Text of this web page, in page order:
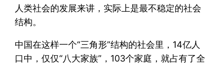
人类社会的发展来讲，实际上是最不稳定的社会
结构。
中国在这样一个“三角形”结构的社会里，14亿人
口中，仅仅“八大家族”，103个家庭，就占有了全